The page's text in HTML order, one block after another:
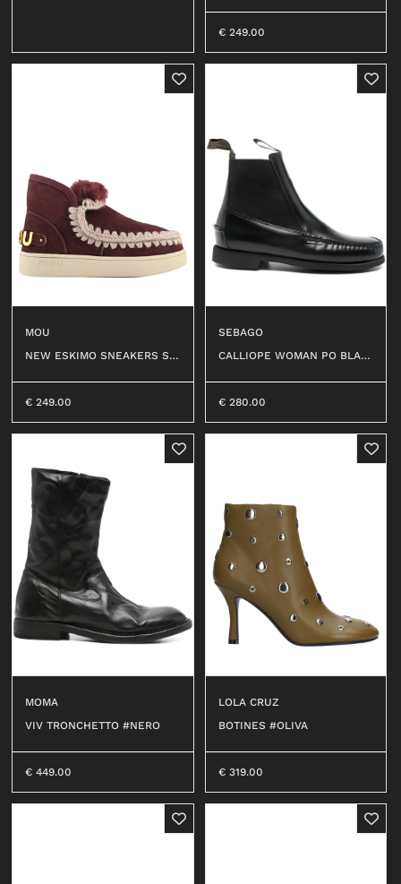
€ 249.00
MOU
NEW ESKIMO SNEAKERS SU
€ 249.00
SEBAGO
CALLIOPE WOMAN PO BLAC
€ 280.00
MOMA
VIV TRONCHETTO #NERO
€ 449.00
LOLA CRUZ
BOTINES #OLIVA
€ 319.00